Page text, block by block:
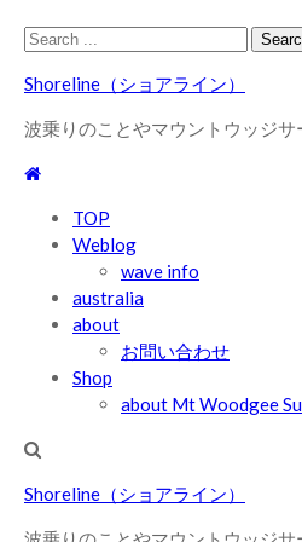
Skip
navigation
Skip
content
Search
Shoreline（ショアライン）
波乗りのことやマウントウッジ
TOP
Weblog
wave info
australia
about
お問い合わせ
Shop
about Mt Woodgee
Shoreline（ショアライン）